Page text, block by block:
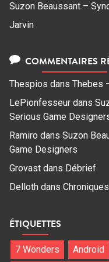
Suzon Beaussant –
Jarvin
COMMENTAIRES
Thespios dans Thebes
LePionfesseur dans
Serious Game
Ramiro dans Suzon
Game Designers
Grovast dans Débrief
Delloth dans
ÉTIQUETTES
7 Wonders Android